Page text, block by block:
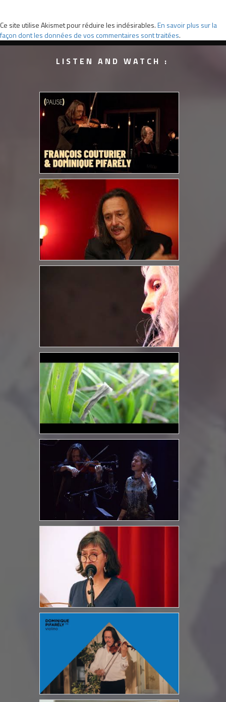
Ce site utilise Akismet pour réduire les indésirables.En savoir plus sur la
façon dont les données de vos commentaires sont traitées.
LISTEN AND WATCH :